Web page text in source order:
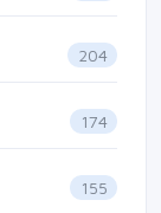
204
174
155